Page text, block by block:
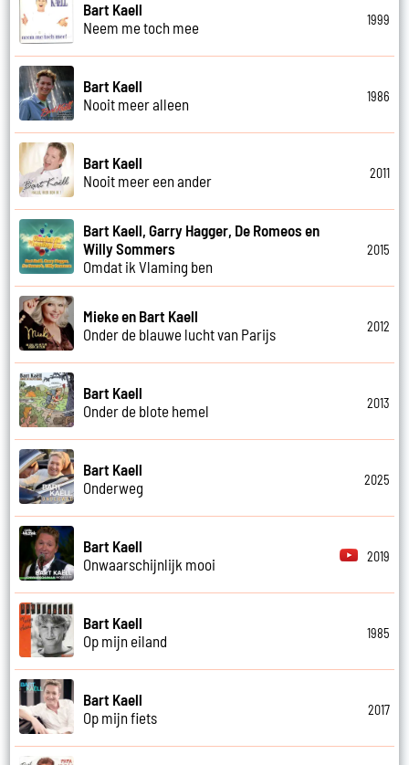
Bart Kaell
Neem me toch mee
1999
Bart Kaell
Nooit meer alleen
1986
Bart Kaell
Nooit meer een ander
2011
Bart Kaell, Garry Hagger, De Romeos en
Willy Sommers
Omdat ik Vlaming ben
2015
Mieke en Bart Kaell
Onder de blauwe lucht van Parijs
2012
Bart Kaell
Onder de blote hemel
2013
Bart Kaell
Onderweg
2025
Bart Kaell
Onwaarschijnlijk mooi
2019
Bart Kaell
Op mijn eiland
1985
Bart Kaell
Op mijn fiets
2017